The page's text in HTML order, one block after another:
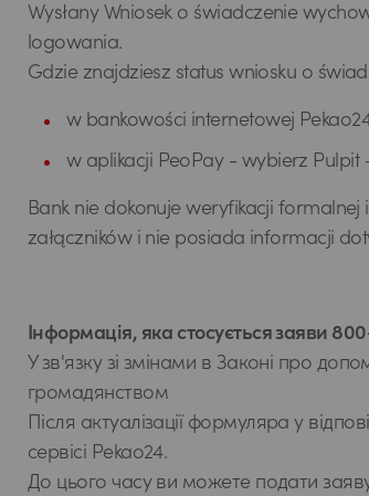
Wysłany Wniosek o świadczenie
logowania.
Gdzie znajdziesz status wniosku o
w bankowości internetowej
w aplikacji PeoPay - wybierz Pulpit
Bank nie dokonuje weryfikacji
załączników i nie posiada informacji
Інформація, яка стосується заяви
У зв'язку зі змінами в Законі про
громадянством
Після актуалізації формуляра у
сервісі Pekao24.
До цього часу ви можете подати